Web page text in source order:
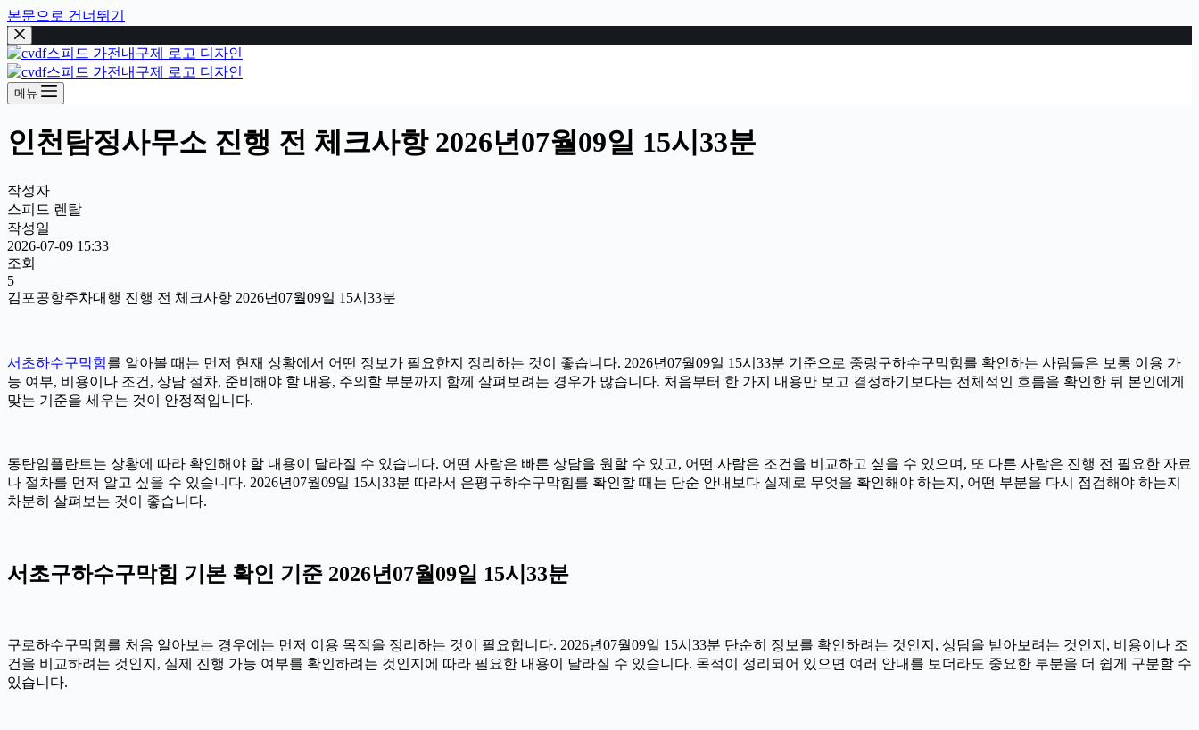
본문으로 건너뛰기
메뉴
인천탐정사무소 진행 전 체크사항 2026년07월09일 15시33분
작성자
스피드 렌탈
작성일
2026-07-09 15:33
조회
5
김포공항주차대행 진행 전 체크사항 2026년07월09일 15시33분
서초하수구막힘를 알아볼 때는 먼저 현재 상황에서 어떤 정보가 필요한지 정리하는 것이 좋습니다. 2026년07월09일 15시33분 기준으로 중랑구하수구막힘를 확인하는 사람들은 보통 이용 가
능 여부, 비용이나 조건, 상담 절차, 준비해야 할 내용, 주의할 부분까지 함께 살펴보려는 경우가 많습니다. 처음부터 한 가지 내용만 보고 결정하기보다는 전체적인 흐름을 확인한 뒤 본인에게
맞는 기준을 세우는 것이 안정적입니다.
동탄임플란트는 상황에 따라 확인해야 할 내용이 달라질 수 있습니다. 어떤 사람은 빠른 상담을 원할 수 있고, 어떤 사람은 조건을 비교하고 싶을 수 있으며, 또 다른 사람은 진행 전 필요한 자료
나 절차를 먼저 알고 싶을 수 있습니다. 2026년07월09일 15시33분 따라서 은평구하수구막힘를 확인할 때는 단순 안내보다 실제로 무엇을 확인해야 하는지, 어떤 부분을 다시 점검해야 하는지
차분히 살펴보는 것이 좋습니다.
서초구하수구막힘 기본 확인 기준 2026년07월09일 15시33분
구로하수구막힘를 처음 알아보는 경우에는 먼저 이용 목적을 정리하는 것이 필요합니다. 2026년07월09일 15시33분 단순히 정보를 확인하려는 것인지, 상담을 받아보려는 것인지, 비용이나 조
건을 비교하려는 것인지, 실제 진행 가능 여부를 확인하려는 것인지에 따라 필요한 내용이 달라질 수 있습니다. 목적이 정리되어 있으면 여러 안내를 보더라도 중요한 부분을 더 쉽게 구분할 수
있습니다.